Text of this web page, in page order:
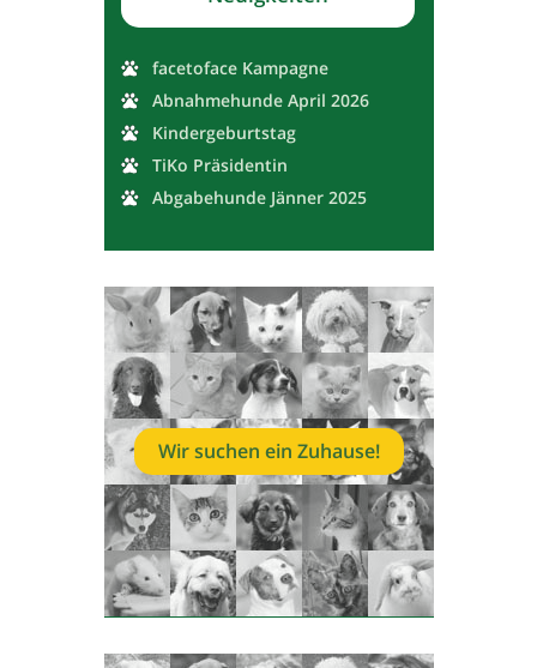
facetoface Kampagne
Abnahmehunde April 2026
Kindergeburtstag
TiKo Präsidentin
Abgabehunde Jänner 2025
Wir suchen ein Zuhause!